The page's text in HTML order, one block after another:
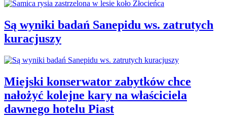
Są wyniki badań Sanepidu ws. zatrutych
kuracjuszy
Miejski konserwator zabytków chce
nałożyć kolejne kary na właściciela
dawnego hotelu Piast